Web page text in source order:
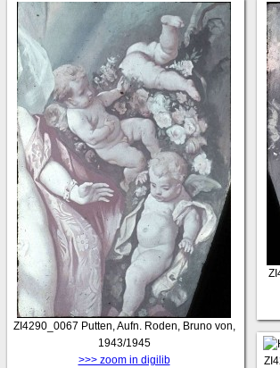
ZI4290_0067 Putten, Aufn. Roden, Bruno von,
1943/1945
>>> zoom in digilib